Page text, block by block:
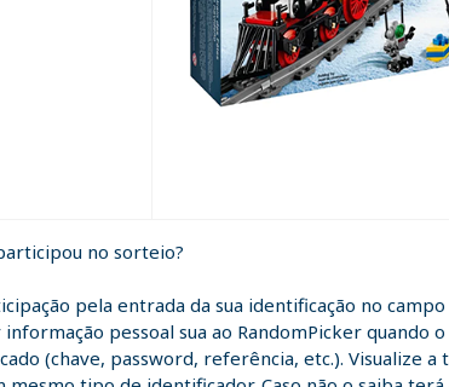
no sorteio?
pela entrada da sua identificação no
informação pessoal sua ao RandomPicker
(chave, password, referência, etc.). Visualize